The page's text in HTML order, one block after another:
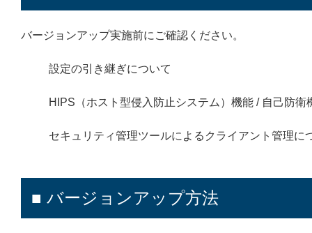
バージョンアップ実施前にご確認ください。
設定の引き継ぎについて
HIPS（ホスト型侵入防止システム）機能 / 自己防衛
セキュリティ管理ツールによるクライアント管理に
■ バージョンアップ方法